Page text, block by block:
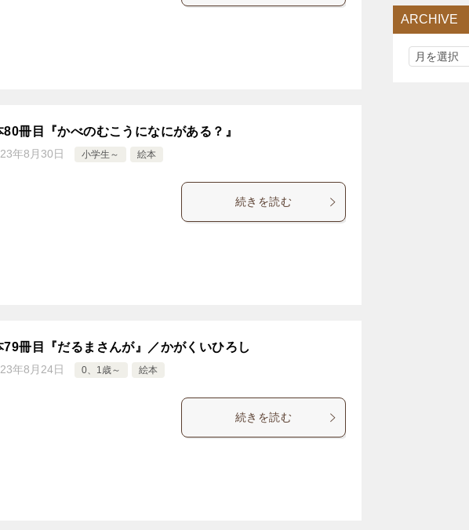
冊目『かべのむこうになにがある？』
年8月30日 小学生～ 絵本
続きを読む
79冊目『だるまさんが』／かがくいひろし
年8月24日 0、1歳～ 絵本
続きを読む
ARCHIVE